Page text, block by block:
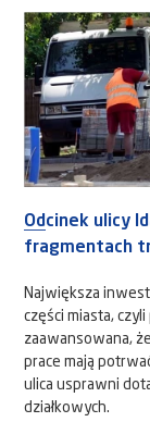
Odcinek ulicy
fragmentach
Największa
części miasta,
zaawansowana,
prace mają
ulica usprawni
działkowych.